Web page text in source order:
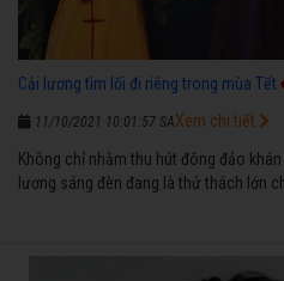
Cải lương tìm lối đi riêng trong mùa Tết
11/10/2021 10:01:57 SA
Không chỉ nhằm thu hút đông đảo
lương sáng đèn đang là thử thách lớn
Xem chi tiết